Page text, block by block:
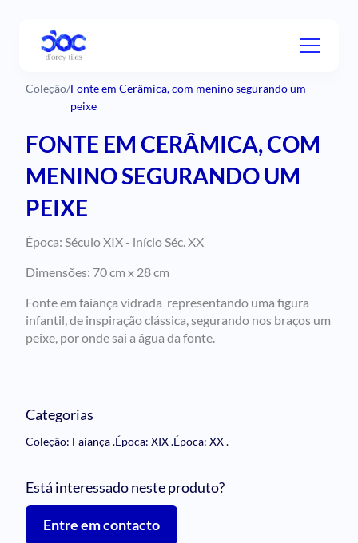
Coleção/Fonte em Cerâmica, com menino segurando um
peixe
FONTE EM CERÂMICA, COM
MENINO SEGURANDO UM
PEIXE
Época: Século XIX - início Séc. XX
Dimensões: 70 cm x 28 cm
Fonte em faiança vidrada representando uma figura
infantil, de inspiração clássica, segurando nos braços um
peixe, por onde sai a água da fonte.
Categorias
Coleção: Faiança.Época: XIX.Época: XX.
Está interessado neste produto?
Entre em contacto